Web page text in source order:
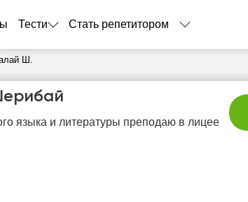
Тести Стать репетитором
Ш.
языка и литературы преподаю в лицее